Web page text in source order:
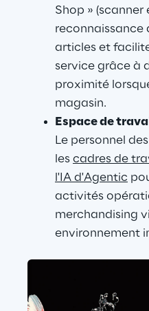
Shop » (scanner
reconnaissance
articles et
service grâce à
proximité
magasin.
Espace de
Le personnel
les cadres de
l'IA d'Agentic
activités
merchandising
environnement